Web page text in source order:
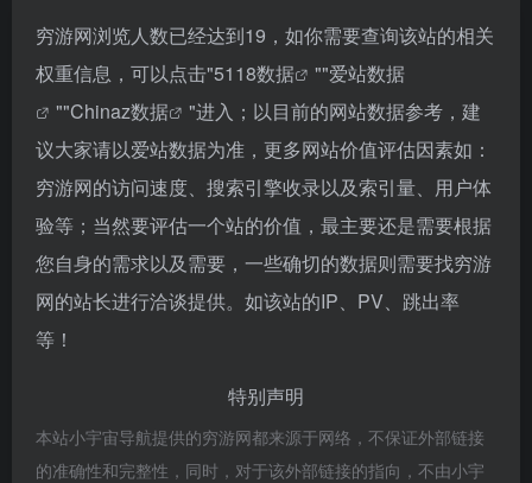
穷游网浏览人数已经达到19，如你需要查询该站的相关
权重信息，可以点击"5118数据 ""爱站数据
""Chinaz数据
"进入；以目前的网站数据参考，建
议大家请以爱站数据为准，更多网站价值评估因素如：
穷游网的访问速度、搜索引擎收录以及索引量、用户体
验等；当然要评估一个站的价值，最主要还是需要根据
您自身的需求以及需要，一些确切的数据则需要找穷游
网的站长进行洽谈提供。如该站的IP、PV、跳出率
等！
特别声明
本站小宇宙导航提供的穷游网都来源于网络，不保证外部链接
的准确性和完整性，同时，对于该外部链接的指向，不由小宇